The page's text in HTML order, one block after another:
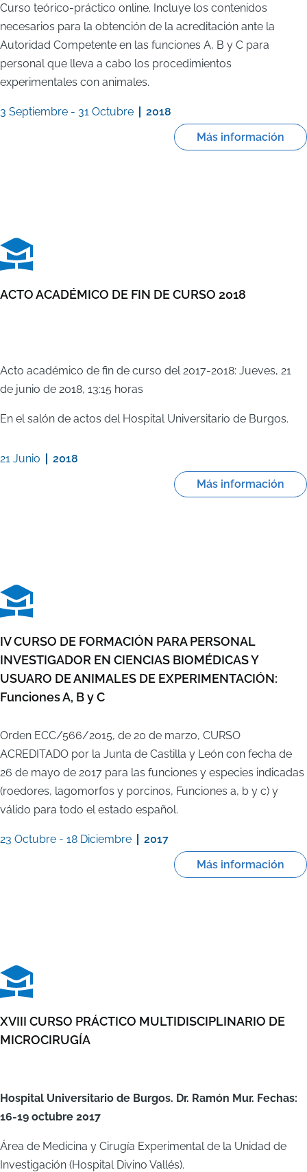
Curso teórico-práctico online. Incluye los contenidos
necesarios para la obtención de la acreditación ante la
Autoridad Competente en las funciones A, B y C para
personal que lleva a cabo los procedimientos
experimentales con animales.
3 Septiembre - 31 Octubre
2018
Más información
ACTO ACADÉMICO DE FIN DE CURSO 2018
Acto académico de fin de curso del 2017-2018: Jueves, 21
de junio de 2018, 13:15 horas
En el salón de actos del Hospital Universitario de Burgos.
21 Junio
2018
Más información
IV CURSO DE FORMACIÓN PARA PERSONAL
INVESTIGADOR EN CIENCIAS BIOMÉDICAS Y
USUARO DE ANIMALES DE EXPERIMENTACIÓN:
Funciones A, B y C
Orden ECC/566/2015, de 20 de marzo, CURSO
ACREDITADO por la Junta de Castilla y León con fecha de
26 de mayo de 2017 para las funciones y especies indicadas
(roedores, lagomorfos y porcinos, Funciones a, b y c) y
válido para todo el estado español.
23 Octubre - 18 Diciembre
2017
Más información
XVIII CURSO PRÁCTICO MULTIDISCIPLINARIO DE
MICROCIRUGÍA
Hospital Universitario de Burgos. Dr. Ramón Mur. Fechas:
16-19 octubre 2017
Área de Medicina y Cirugía Experimental de la Unidad de
Investigación (Hospital Divino Vallés).